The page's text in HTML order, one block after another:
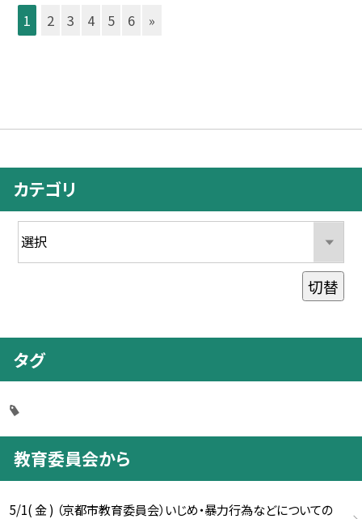
1 2 3 4 5 6 »
カテゴリ
切替
タグ
教育委員会から
5/1( 金 ) （京都市教育委員会）いじめ・暴力行為などについての